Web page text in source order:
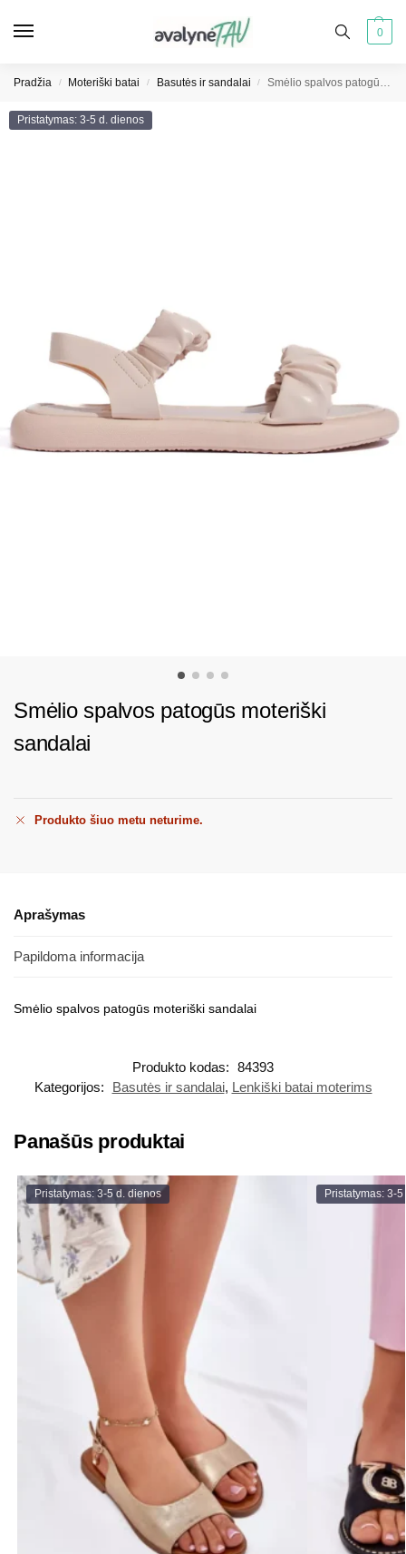
0
Pradžia / Moteriški batai / Basutės ir sandalai / Smėlio spalvos patogūs moteriški sandalai
Pristatymas: 3-5 d. dienos
Smėlio spalvos patogūs moteriški
sandalai
Produkto šiuo metu neturime.
Aprašymas
Papildoma informacija
Smėlio spalvos patogūs moteriški sandalai
Produkto kodas: 84393
Kategorijos:
Basutės ir sandalai, Lenkiški batai moterims
Panašūs produktai
Pristatymas: 3-5 d. dienos Pristatymas: 3-